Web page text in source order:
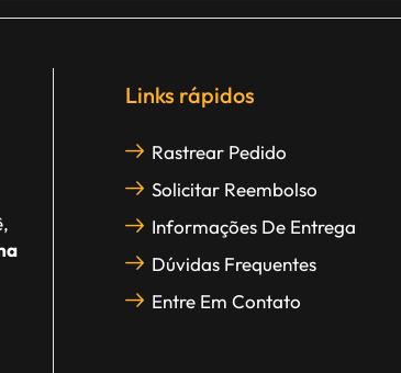
Links rápidos
Rastrear Pedido
Solicitar Reembolso
Informações De Entrega
Dúvidas Frequentes
Entre Em Contato